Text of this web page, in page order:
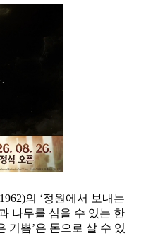
의 ‘정원에서 보내는
나무를 심을 수 있는 한
기쁨’은 돈으로 살 수 있